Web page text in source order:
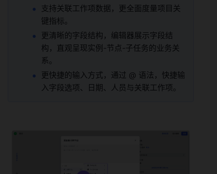
支持关联工作项数据，更全面度量项目关
键指标。
更清晰的字段结构，编辑器展示字段结
构，直观呈现实例-节点-子任务的业务关
系。
更快捷的输入方式，通过 @ 语法，快捷输
入字段选项、日期、人员与关联工作项。